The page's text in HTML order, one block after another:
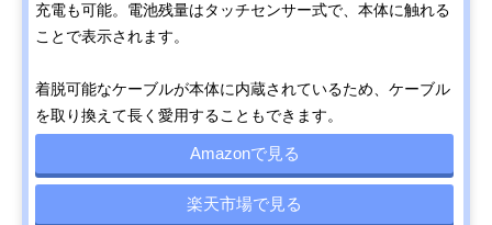
充電も可能。電池残量はタッチセンサー式で、本体に触れる
ことで表示されます。
着脱可能なケーブルが本体に内蔵されているため、ケーブル
を取り換えて長く愛用することもできます。
Amazonで見る
楽天市場で見る